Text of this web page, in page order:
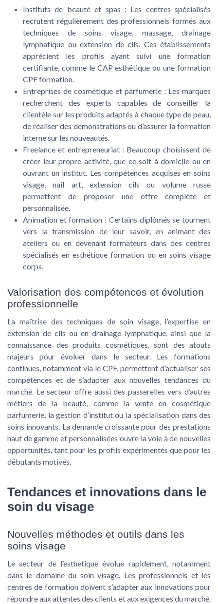
Instituts de beauté et spas : Les centres spécialisés
recrutent régulièrement des professionnels formés aux
techniques de soins visage, massage, drainage
lymphatique ou extension de cils. Ces établissements
apprécient les profils ayant suivi une formation
certifiante, comme le CAP esthétique ou une formation
CPF formation.
Entreprises de cosmétique et parfumerie : Les marques
recherchent des experts capables de conseiller la
clientèle sur les produits adaptés à chaque type de peau,
de réaliser des démonstrations ou d’assurer la formation
interne sur les nouveautés.
Freelance et entrepreneuriat: Beaucoup choisissent de
créer leur propre activité, que ce soit à domicile ou en
ouvrant un institut. Les compétences acquises en soins
visage, nail art, extension cils ou volume russe
permettent de proposer une offre complète et
personnalisée.
Animation et formation : Certains diplômés se tournent
vers la transmission de leur savoir, en animant des
ateliers ou en devenant formateurs dans des centres
spécialisés en esthétique formation ou en soins visage
corps.
Valorisation des compétences et évolution
professionnelle
La maîtrise des techniques de soin visage, l’expertise en
extension de cils ou en drainage lymphatique, ainsi que la
connaissance des produits cosmétiques, sont des atouts
majeurs pour évoluer dans le secteur. Les formations
continues, notamment via le CPF, permettent d’actualiser ses
compétences et de s’adapter aux nouvelles tendances du
marché. Le secteur offre aussi des passerelles vers d’autres
métiers de la beauté, comme la vente en cosmétique
parfumerie, la gestion d’institut ou la spécialisation dans des
soins innovants. La demande croissante pour des prestations
haut de gamme et personnalisées ouvre la voie à de nouvelles
opportunités, tant pour les profils expérimentés que pour les
débutants motivés.
Tendances et innovations dans le
soin du visage
Nouvelles méthodes et outils dans les
soins visage
Le secteur de l’esthetique évolue rapidement, notamment
dans le domaine du soin visage. Les professionnels et les
centres de formation doivent s’adapter aux innovations pour
répondre aux attentes des clients et aux exigences du marché.